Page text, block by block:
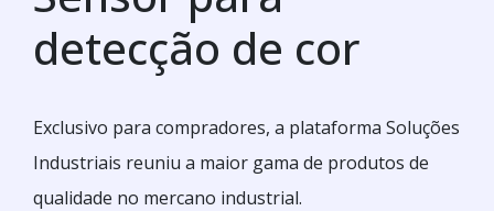
detecção de cor
Exclusivo para compradores, a plataforma Soluções
Industriais reuniu a maior gama de produtos de
qualidade no mercano industrial.